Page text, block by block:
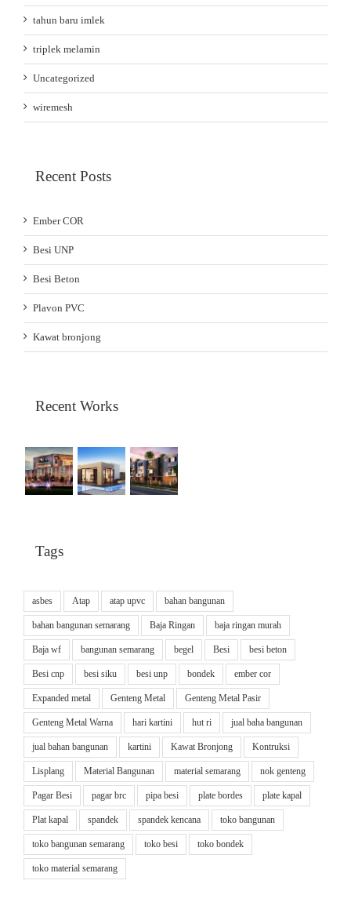
tahun baru imlek
triplek melamin
Uncategorized
wiremesh
Recent Posts
Ember COR
Besi UNP
Besi Beton
Plavon PVC
Kawat bronjong
Recent Works
Tags
asbes Atap atap upvc bahan bangunan
bahan bangunan semarang Baja Ringan baja ringan murah
Baja wf bangunan semarang begel Besi besi beton
Besi cnp besi siku besi unp bondek ember cor
Expanded metal Genteng Metal Genteng Metal Pasir
Genteng Metal Warna hari kartini hut ri jual baha bangunan
jual bahan bangunan kartini Kawat Bronjong Kontruksi
Lisplang Material Bangunan material semarang nok genteng
Pagar Besi pagar brc pipa besi plate bordes plate kapal
Plat kapal spandek spandek kencana toko bangunan
toko bangunan semarang toko besi toko bondek
toko material semarang